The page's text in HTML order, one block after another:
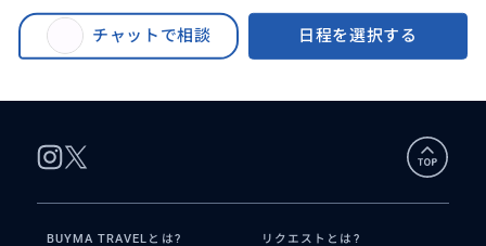
チャットで相談 日程を選択する
BUYMA TRAVEL> ローマオプショナルツアー>
[THE MALL OUTLET] ザモールアウトレット1日☼送迎 4人まで同額♫ 貸切サ
ービス♪ ** ローマ発着（フィレンツェ着プランあり） ** 日帰りツアー<
日本語対応>
BUYMA TRAVELとは? リクエストとは?